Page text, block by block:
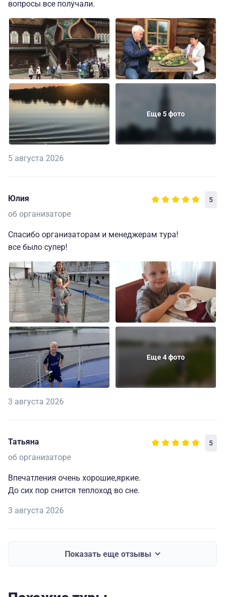
вопросы все получали.
Еще 5 фото
5 августа 2026
Юлия 5
об организаторе
Спасибо организаторам и менеджерам тура!
все было супер!
Еще 4 фото
3 августа 2026
Татьяна 5
об организаторе
Впечатления очень хорошие,яркие.
До сих пор снится теплоход во сне.
3 августа 2026
Показать еще отзывы